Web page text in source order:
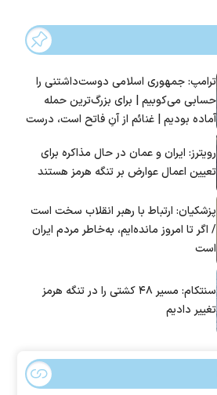
ترامپ: جمهوری اسلامی دوست‌داشتنی را
حسابی می‌کوبیم | برای بزرگ‌ترین حمله
آماده بودیم | غنائم از آنِ فاتح است، درست
رویترز: ایران و عمان در حال مذاکره برای
تعیین اعمال عوارض بر تنگه هرمز هستند
پزشکیان: ارتباط با رهبر انقلاب سخت است
/ اگر تا امروز مانده‌ایم، به‌خاطر مردم ایران
است
سنتکام: مسیر ۴۸ کشتی را در تنگه هرمز
تغییر دادیم